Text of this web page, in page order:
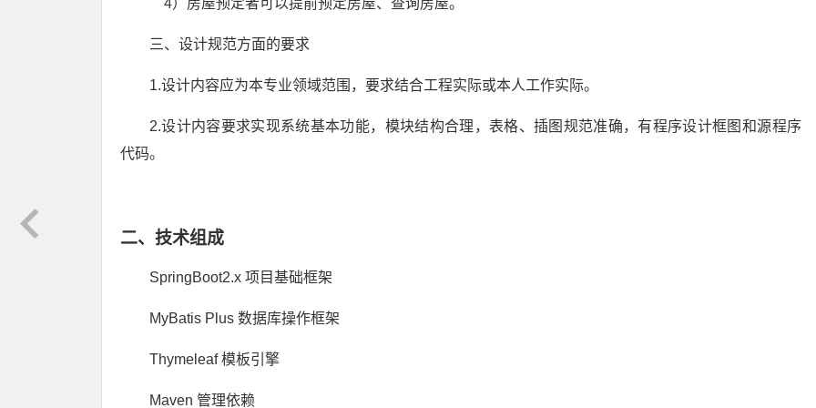
4）房屋预定者可以提前预定房屋、查询房屋。
三、设计规范方面的要求
1.设计内容应为本专业领域范围，要求结合工程实际或本人工作实际。
2.设计内容要求实现系统基本功能，模块结构合理，表格、插图规范准确，有程序设计框图和源程序
代码。
二、技术组成
SpringBoot2.x 项目基础框架
MyBatis Plus 数据库操作框架
Thymeleaf 模板引擎
Maven 管理依赖